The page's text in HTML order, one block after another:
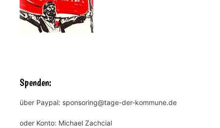
Spenden:
über Paypal: sponsoring@tage-der-kommune.de
oder Konto: Michael Zachcial